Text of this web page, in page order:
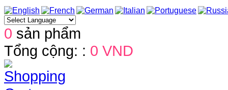
0 sản phẩm
Tổng cộng: : 0 VND